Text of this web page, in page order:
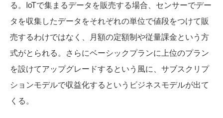
る。IoTで集まるデータを販売する場合、センサーでデー
タを収集したデータをそれぞれの単位で値段をつけて販
売するわけではなく、月額の定額制や従量課金という方
式がとられる。さらにベーシックプランに上位のプラン
を設けてアップグレードするという風に、サブスクリプ
ションモデルで収益化するというビジネスモデルが出て
くる。